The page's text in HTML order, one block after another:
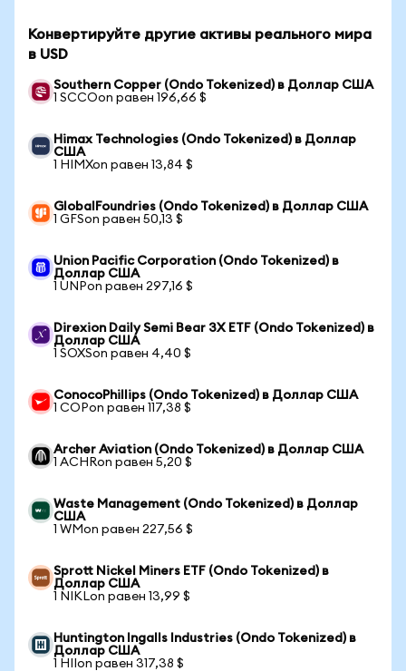
Конвертируйте другие активы реального мира
в USD
Southern Copper (Ondo Tokenized) в Доллар США
1 SCCOon равен 196,66 $
Himax Technologies (Ondo Tokenized) в Доллар
США
1 HIMXon равен 13,84 $
GlobalFoundries (Ondo Tokenized) в Доллар США
1 GFSon равен 50,13 $
Union Pacific Corporation (Ondo Tokenized) в
Доллар США
1 UNPon равен 297,16 $
Direxion Daily Semi Bear 3X ETF (Ondo Tokenized) в
Доллар США
1 SOXSon равен 4,40 $
ConocoPhillips (Ondo Tokenized) в Доллар США
1 COPon равен 117,38 $
Archer Aviation (Ondo Tokenized) в Доллар США
1 ACHRon равен 5,20 $
Waste Management (Ondo Tokenized) в Доллар
США
1 WMon равен 227,56 $
Sprott Nickel Miners ETF (Ondo Tokenized) в
Доллар США
1 NIKLon равен 13,99 $
Huntington Ingalls Industries (Ondo Tokenized) в
Доллар США
1 HIIon равен 317,38 $